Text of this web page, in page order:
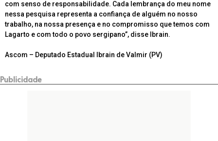
com senso de responsabilidade. Cada lembrança do meu nome
nessa pesquisa representa a confiança de alguém no nosso
trabalho, na nossa presença e no compromisso que temos com
Lagarto e com todo o povo sergipano”, disse Ibrain.
Ascom – Deputado Estadual Ibrain de Valmir (PV)
Publicidade